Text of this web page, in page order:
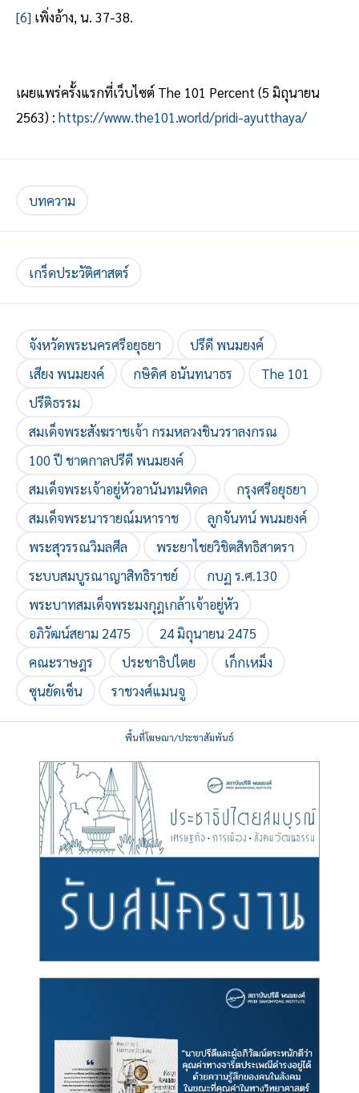
[6] เพิ่งอ้าง, น. 37-38.
เผยแพร่ครั้งแรกที่เว็บไซต์ The 101 Percent (5 มิถุนายน
2563) : https://www.the101.world/pridi-ayutthaya/
บทความ
เกร็ดประวัติศาสตร์
จังหวัดพระนครศรีอยุธยา
ปรีดี พนมยงค์
เสียง พนมยงค์
กษิดิศ อนันทนาธร
The 101
ปรีติธรรม
สมเด็จพระสังฆราชเจ้า กรมหลวงชินวราลงกรณ
100 ปี ชาตกาลปรีดี พนมยงค์
สมเด็จพระเจ้าอยู่หัวอานันทมหิดล
กรุงศรีอยุธยา
สมเด็จพระนารายณ์มหาราช
ลูกจันทน์ พนมยงค์
พระสุวรรณวิมลศีล
พระยาไชยวิชิตสิทธิสาตรา
ระบบสมบูรณาญาสิทธิราชย์
กบฏ ร.ศ.130
พระบาทสมเด็จพระมงกุฎเกล้าเจ้าอยู่หัว
อภิวัฒน์สยาม 2475
24 มิถุนายน 2475
คณะราษฎร
ประชาธิปไตย
เก็กเหม็ง
ซุนยัดเซ็น
ราชวงศ์แมนจู
พื้นที่โฆษณา/ประชาสัมพันธ์